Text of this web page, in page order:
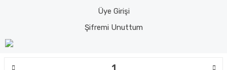
Üye Girişi
Şifremi Unuttum